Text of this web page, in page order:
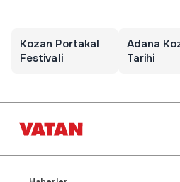
Kozan Portakal
Festivali
Adana
Tarihi